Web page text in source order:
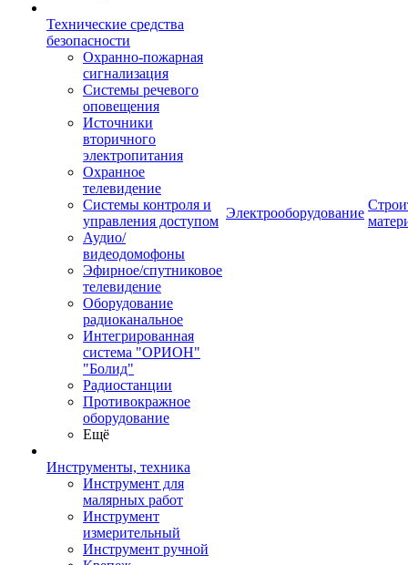
Технические средства
безопасности
Охранно-пожарная
сигнализация
Системы речевого
оповещения
Источники
вторичного
электропитания
Охранное
телевидение
Системы контроля и
управления доступом
Аудио/
видеодомофоны
Эфирное/спутниковое
телевидение
Оборудование
радиоканальное
Интегрированная
система "ОРИОН"
"Болид"
Радиостанции
Противокражное
оборудование
Ещё
Инструменты, техника
Инструмент для
малярных работ
Инструмент
измерительный
Инструмент ручной
Электрооборудование